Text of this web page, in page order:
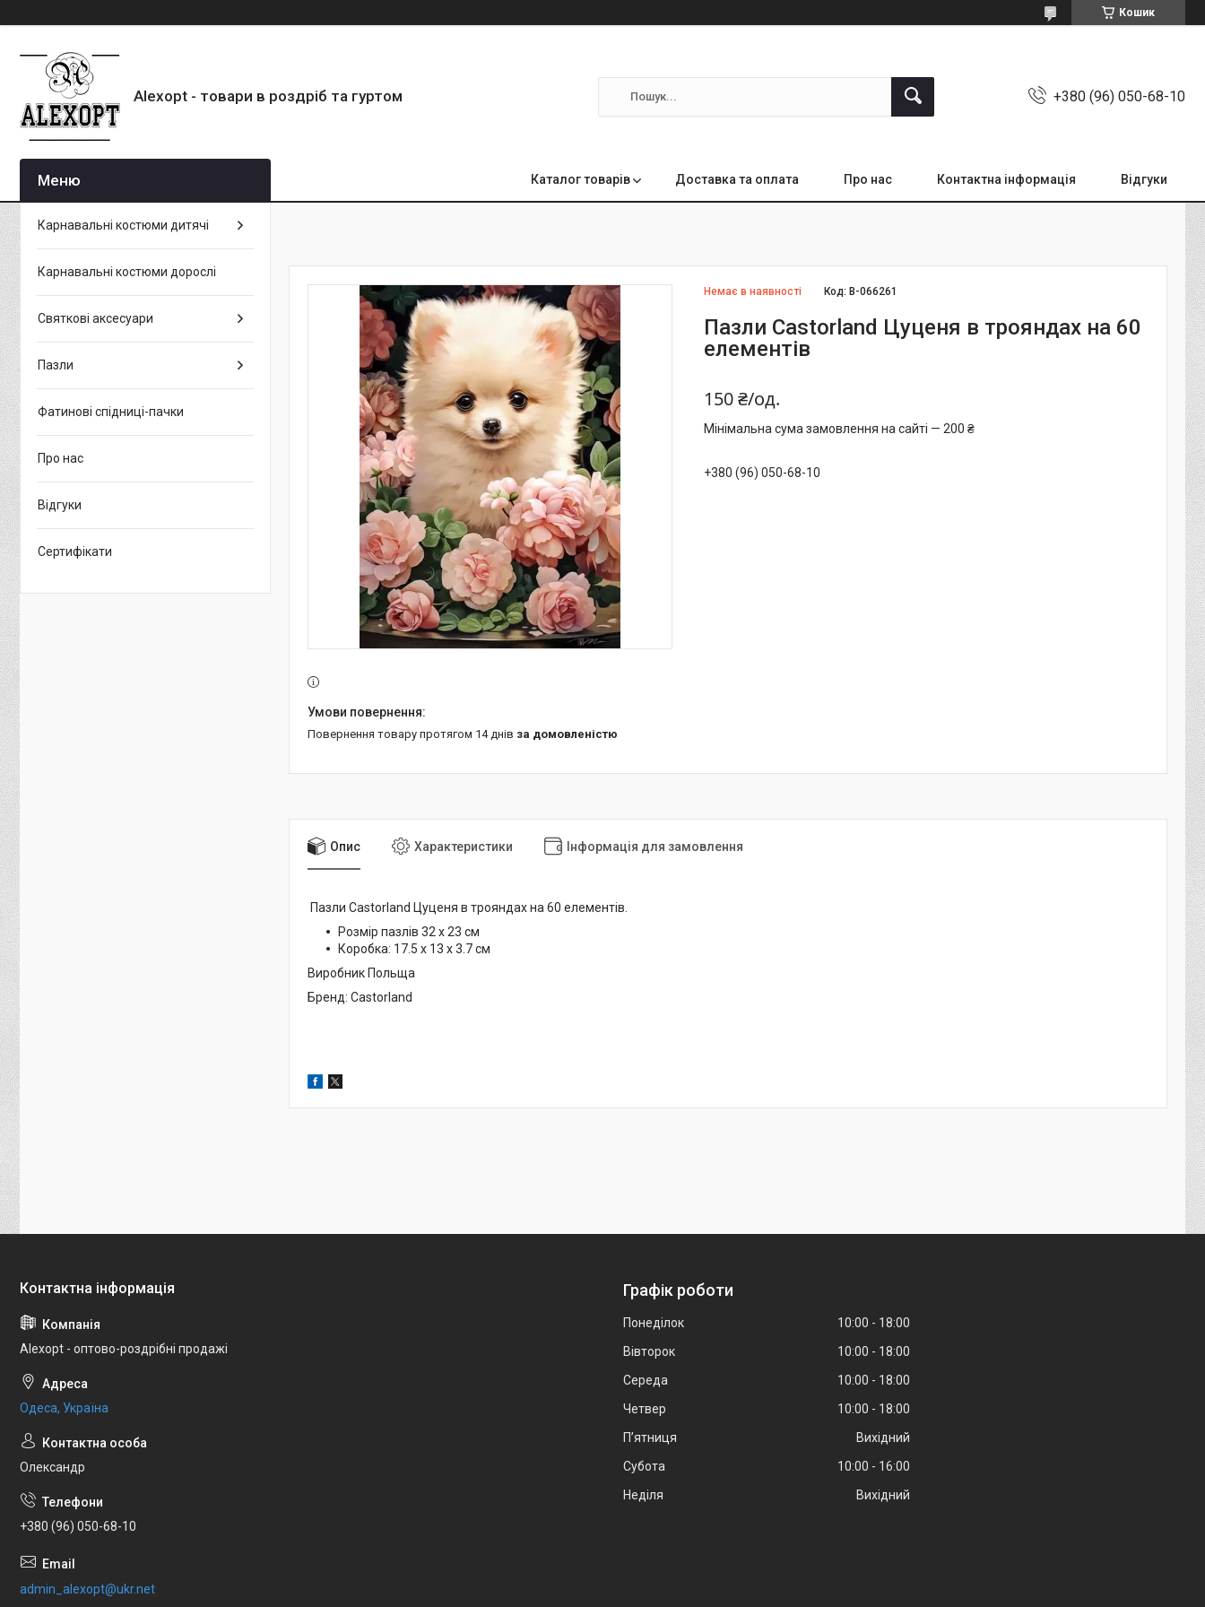
Кошик
Alexopt - товари в роздріб та гуртом +380 (96) 050-68-10
Каталог товарів Доставка та оплата Про нас Контактна інформація Відгуки
Немає в наявності Код: B-066261
Пазли Castorland Цуценя в трояндах на 60
елементів
150 ₴/од.
Мінімальна сума замовлення на сайті — 200 ₴
+380 (96) 050-68-10
повернення товару протягом 14 днів за домовленістю
Опис Характеристики Інформація для замовлення
Пазли Castorland Цуценя в трояндах на 60 елементів.
Розмір пазлів 32 x 23 см
Коробка: 17.5 х 13 х 3.7 см
Виробник Польща
Бренд: Castorland
Карнавальні костюми дитячі
Карнавальні костюми дорослі
Святкові аксесуари
Пазли
Фатинові спідниці-пачки
Про нас
Відгуки
Сертифікати
Alexopt - оптово-роздрібні продажі
Одеса, Україна
Олександр
+380 (96) 050-68-10
admin_alexopt@ukr.net
Графік роботи
Понеділок 10:00
18:00
Вівторок
10:00
18:00
Середа
10:00
18:00
Четвер
10:00
18:00
Пʼятниця
Вихідний
Субота
10:00
16:00
Неділя
Вихідний